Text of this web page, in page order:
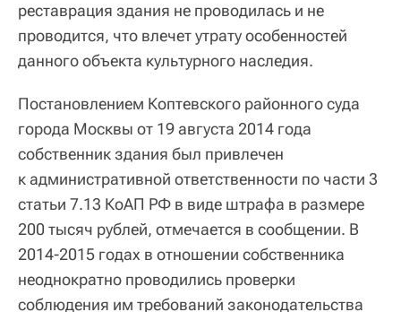
реставрация здания не проводилась и не
проводится, что влечет утрату особенностей
данного объекта культурного наследия.
Постановлением Коптевского районного суда
города Москвы от 19 августа 2014 года
собственник здания был привлечен
к административной ответственности по части 3
статьи 7.13 КоАП РФ в виде штрафа в размере
200 тысяч рублей, отмечается в сообщении. В
2014-2015 годах в отношении собственника
неоднократно проводились проверки
соблюдения им требований законодательства